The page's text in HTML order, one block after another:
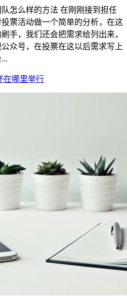
怎么样的方法 在刚刚接到担任
票活动做一个简单的分析，在这
手，我们还会把需求给列出来，
众号，在投票在这以后需求写上
在哪里举行